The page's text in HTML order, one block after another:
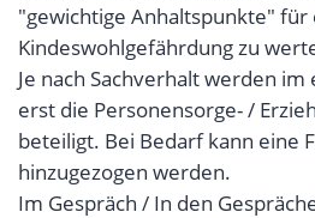
"gewichtige Anhaltspunkte" für
Kindeswohlgefährdung zu
Je nach Sachverhalt werden
erst die Personensorge- /
beteiligt. Bei Bedarf kann eine
hinzugezogen werden.
Im Gespräch / In den